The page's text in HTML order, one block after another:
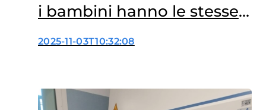
i bambini hanno le stesse
chance di cura
2025-11-03T10:32:08